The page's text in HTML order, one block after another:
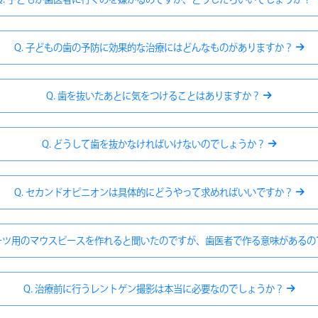
Q. 子どもの歯の予防に効果的な治療にはどんなものがありますか？
Q. 歯を抜いたあとに気をつけることはありますか？
Q. どうして歯を抜かなければいけないのでしょうか？
Q. セカンドオピニオンは具体的にどうやって求めればいいですか？
用のマウスピースを作れると聞いたのですが、歯医者で作る意味があるの
Q. 治療前に行うレントゲン撮影は本当に必要なのでしょうか？